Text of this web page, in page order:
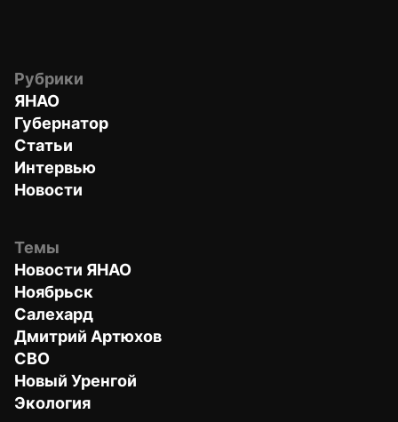
Рубрики
ЯНАО
Губернатор
Статьи
Интервью
Новости
Темы
Новости ЯНАО
Ноябрьск
Салехард
Дмитрий Артюхов
СВО
Новый Уренгой
Экология